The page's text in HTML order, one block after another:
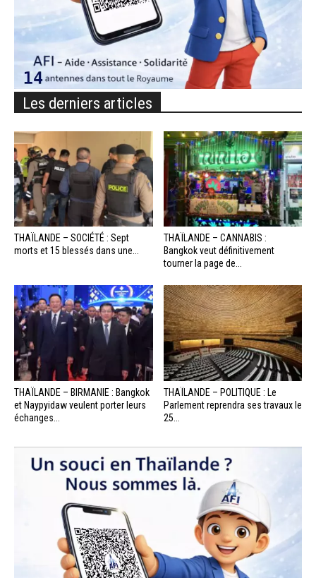
Les derniers articles
THAÏLANDE – SOCIÉTÉ : Sept
morts et 15 blessés dans une...
THAÏLANDE – CANNABIS :
Bangkok veut définitivement
tourner la page de...
THAÏLANDE – BIRMANIE : Bangkok
et Naypyidaw veulent porter leurs
échanges...
THAÏLANDE – POLITIQUE : Le
Parlement reprendra ses travaux le
25...